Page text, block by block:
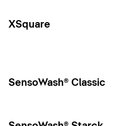
XSquare
SensoWash® Classic